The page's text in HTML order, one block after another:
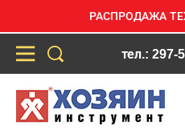
РАСПРОДАЖА
тел.: 297-